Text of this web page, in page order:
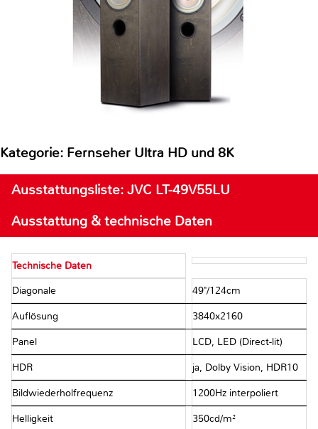
Kategorie: Fernseher Ultra HD und 8K
Ausstattungsliste: JVC LT-49V55LU
Ausstattung & technische Daten
Technische Daten
Diagonale 49"/​124cm
Auflösung 3840x2160
Panel LCD, LED (Direct-lit)
HDR ja, Dolby Vision, HDR10
Bildwiederholfrequenz 1200Hz interpoliert
Helligkeit 350cd/​m²